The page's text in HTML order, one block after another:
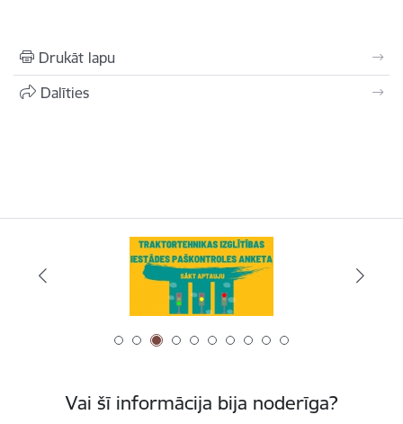
Drukāt lapu
Dalīties
Vai šī informācija bija noderīga?